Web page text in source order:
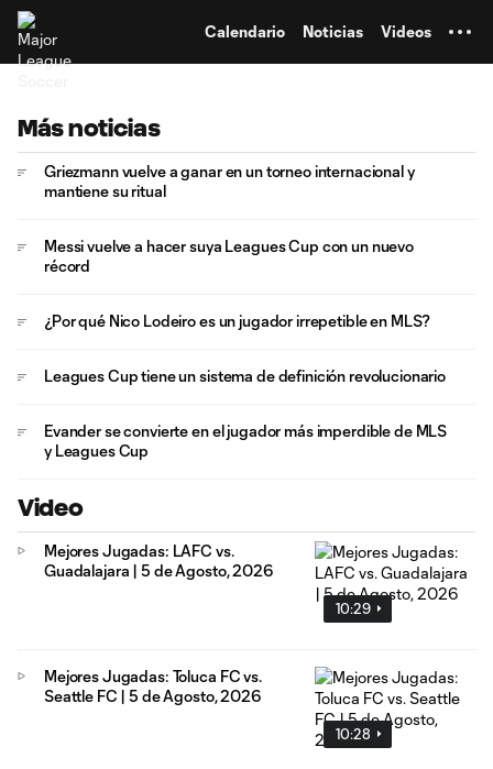
Calendario Noticias Videos
Más noticias
Griezmann vuelve a ganar en un torneo internacional y
mantiene su ritual
Messi vuelve a hacer suya Leagues Cup con un nuevo
récord
¿Por qué Nico Lodeiro es un jugador irrepetible en MLS?
Leagues Cup tiene un sistema de definición revolucionario
Evander se convierte en el jugador más imperdible de MLS
y Leagues Cup
Video
10:29
Mejores Jugadas: LAFC vs.
Guadalajara | 5 de Agosto, 2026
10:28
Mejores Jugadas: Toluca FC vs.
Seattle FC | 5 de Agosto, 2026